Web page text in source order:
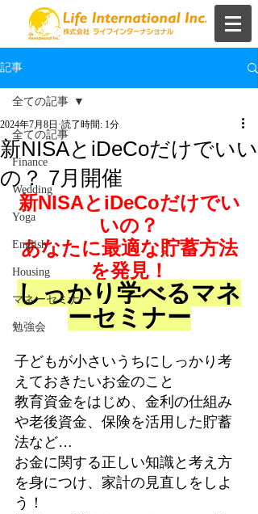
記事
全ての記事
Finance
Wedding
Yoga
English
Housing
マネーセミナー
勉強会
全ての記事
新NISAとiDeCoだけでいい
の？ 7月開催
2024年7月8日 読了時間: 1分
新NISAとiDeCoだけでい
いの？
あなたに最適な貯蓄方法
を発見！
しっかり学べるマネ
ーセミナー
子どもが小さいうちにしっかり考
えておきたいお金のこと
教育資金をはじめ、金利の仕組み
や老後資金、保険を活用した貯蓄
法など…
お金に関する正しい知識と考え方
を身につけ、家計の見直しをしよ
う！